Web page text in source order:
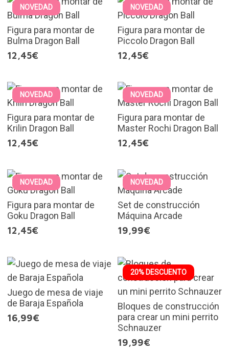
NOVEDAD
Figura para montar de
Bulma Dragon Ball
12,45€
NOVEDAD
Figura para montar de
Piccolo Dragon Ball
12,45€
NOVEDAD
Figura para montar de
Krilin Dragon Ball
12,45€
NOVEDAD
Figura para montar de
Master Rochi Dragon Ball
12,45€
NOVEDAD
Figura para montar de
Goku Dragon Ball
12,45€
NOVEDAD
Set de construcción
Máquina Arcade
19,99€
Juego de mesa de viaje
de Baraja Española
16,99€
20% DESCUENTO
Bloques de construcción
para crear un mini perrito
Schnauzer
19,99€